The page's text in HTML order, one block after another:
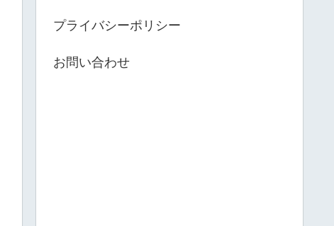
プライバシーポリシー
お問い合わせ